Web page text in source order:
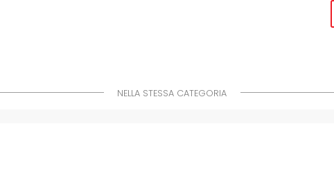
NELLA STESSA CATEGORIA